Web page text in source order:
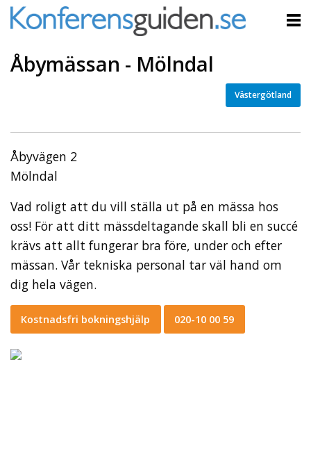
Åbymässan - Mölndal
Västergötland
Åbyvägen 2
Mölndal
Vad roligt att du vill ställa ut på en mässa hos
oss! För att ditt mässdeltagande skall bli en succé
krävs att allt fungerar bra före, under och efter
mässan. Vår tekniska personal tar väl hand om
dig hela vägen.
Kostnadsfri bokningshjälp 020-10 00 59